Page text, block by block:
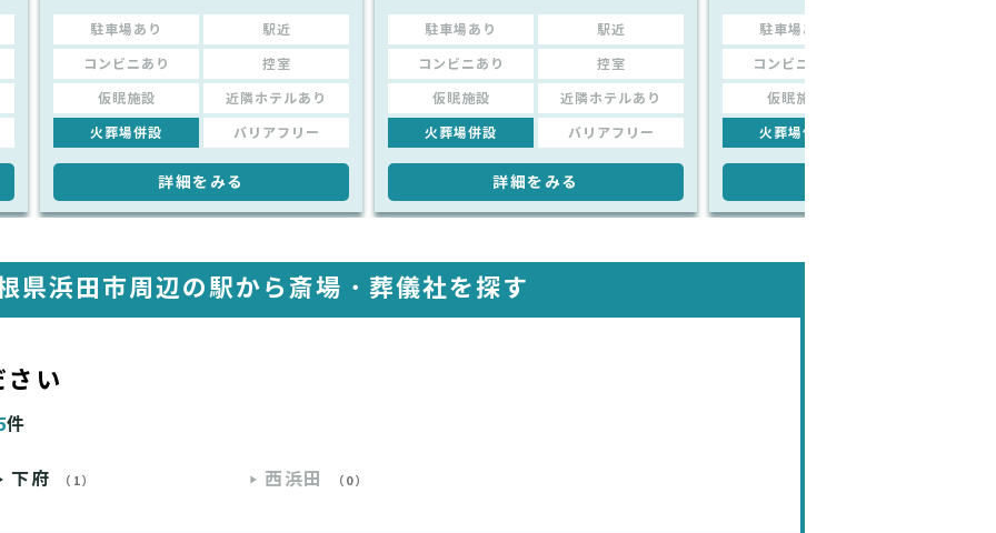
駐車場あり 駅近
コンビニあり 控室
仮眠施設 近隣ホテルあり
火葬場併設 バリアフリー
詳細をみる
駐車場あり 駅近
コンビニあり 控室
仮眠施設 近隣ホテルあり
火葬場併設 バリアフリー
詳細をみる
駐車場あり
コンビニあり
仮眠施設
火葬場併設
県浜田市周辺の駅から 斎場・葬儀社を探す
い
件
下府 （1） 西浜田 （0）